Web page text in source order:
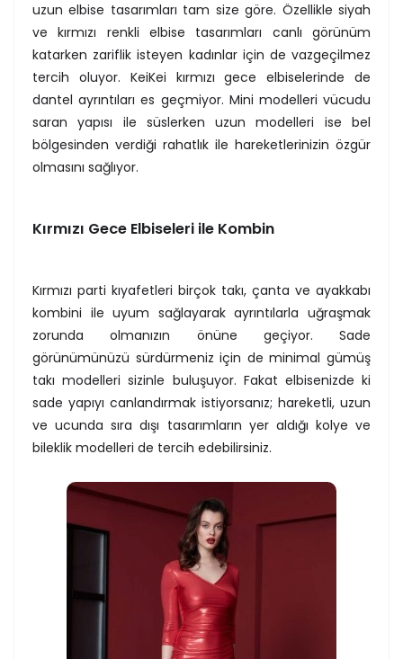
uzun elbise tasarımları tam size göre. Özellikle siyah
ve kırmızı renkli elbise tasarımları canlı görünüm
katarken zariflik isteyen kadınlar için de vazgeçilmez
tercih oluyor. KeiKei kırmızı gece elbiselerinde de
dantel ayrıntıları es geçmiyor. Mini modelleri vücudu
saran yapısı ile süslerken uzun modelleri ise bel
bölgesinden verdiği rahatlık ile hareketlerinizin özgür
olmasını sağlıyor.
Kırmızı Gece Elbiseleri ile Kombin
Kırmızı parti kıyafetleri birçok takı, çanta ve ayakkabı
kombini ile uyum sağlayarak ayrıntılarla uğraşmak
zorunda olmanızın önüne geçiyor. Sade
görünümünüzü sürdürmeniz için de minimal gümüş
takı modelleri sizinle buluşuyor. Fakat elbisenizde ki
sade yapıyı canlandırmak istiyorsanız; hareketli, uzun
ve ucunda sıra dışı tasarımların yer aldığı kolye ve
bileklik modelleri de tercih edebilirsiniz.